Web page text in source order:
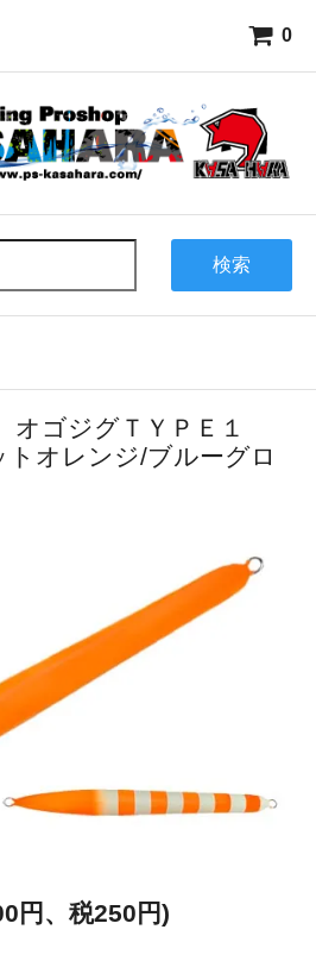
0
検索
ゴジグＴＹＰＥ１
トオレンジ/ブルーグロ
円、税250円)